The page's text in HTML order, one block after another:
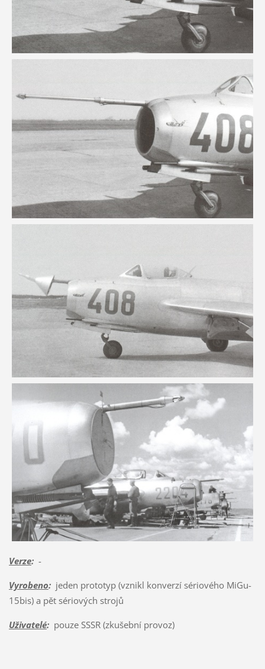
Verze:-
Vyrobeno:jeden prototyp (vznikl konverzí sériového MiGu-
15bis) a pět sériových strojů
Uživatelé:pouze SSSR (zkušební provoz)